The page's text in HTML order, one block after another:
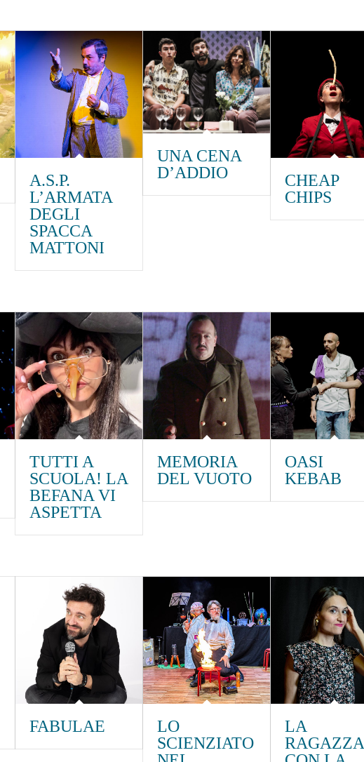
A.S.P.
L’ARMATA
DEGLI
SPACCA
MATTONI
UNA CENA
D’ADDIO
CHEAP
CHIPS
TUTTI A
SCUOLA! LA
BEFANA VI
ASPETTA
MEMORIA
DEL VUOTO
OASI
KEBAB
FABULAE
LO
SCIENZIATO
LA
RAGAZZA